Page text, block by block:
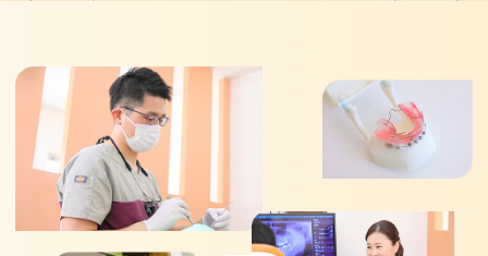
時間：10:00-15:00 受付は30分前まで
電話：0565-34-3000
12月29日〜1月3日